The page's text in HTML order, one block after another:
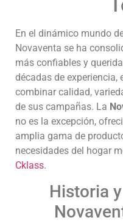
En el dinámico mundo
Novaventa se ha
más confiables y
décadas de experiencia,
combinar calidad,
de sus campañas. La
no es la excepción,
amplia gama de
necesidades del hogar
Cklass.
Historia